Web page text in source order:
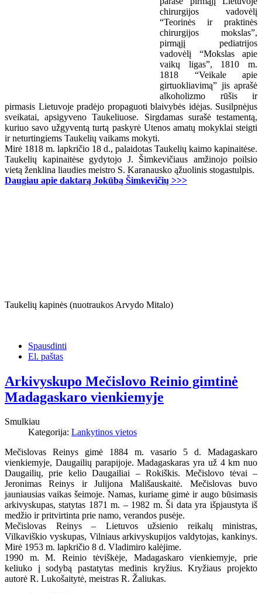
chirurgijos vadovėlį
“Teorinės ir praktinės
chirurgijos mokslas”,
pirmąjį pediatrijos
vadovėlį “Mokslas apie
vaikų ligas”, 1810 m.
1818 “Veikale apie
girtuokliavimą” jis aprašė
alkoholizmo rūšis ir
pirmasis Lietuvoje pradėjo propaguoti blaivybės idėjas. Susilpnėjus
sveikatai, apsigyveno Taukeliuose. Sirgdamas surašė testamentą,
kuriuo savo užgyventą turtą paskyrė Utenos amatų mokyklai steigti
ir neturtingiems Taukelių vaikams mokyti.
Mirė 1818 m. lapkričio 18 d., palaidotas Taukelių kaimo kapinaitėse.
Taukelių kapinaitėse gydytojo J. Šimkevičiaus amžinojo poilsio
vietą ženklina liaudies meistro S. Karanausko ąžuolinis stogastulpis.
Daugiau apie daktarą Jokūbą Šimkevičių >>>
Taukelių kapinės (nuotraukos Arvydo Mitalo)
Spausdinti
El. paštas
Arkivyskupo Mečislovo Reinio gimtinė
Madagaskaro vienkiemyje
Smulkiau
Kategorija: Lankytinos vietos
Mečislovas Reinys gimė 1884 m. vasario 5 d. Madagaskaro
vienkiemyje, Daugailių parapijoje. Madagaskaras yra už 4 km nuo
Daugailių, prie kelio Daugailiai – Rokiškis. Mečislovo tėvai –
Jeronimas Reinys ir Julijona Mališauskaitė. Mečislovas buvo
jauniausias vaikas šeimoje. Namas, kuriame gimė ir augo būsimasis
arkivyskupas, statytas 1871 m. – 1982 m. Ši data yra išpjaustyta iš
medžio ir pritvirtinta prie namo, verandos pusėje.
Mečislovas Reinys – Lietuvos užsienio reikalų ministras,
Vilkaviškio vyskupas, Vilniaus arkivyskupijos valdytojas, kankinys.
Mirė 1953 m. lapkričio 8 d. Vladimiro kalėjime.
1990 m. M. Reinio tėviškėje, Madagaskaro vienkiemyje, prie
keliuko į sodybą pastatytas medinis kryžius. Kryžiaus projekto
autorė R. Lukošaitytė, meistras R. Žaliukas.